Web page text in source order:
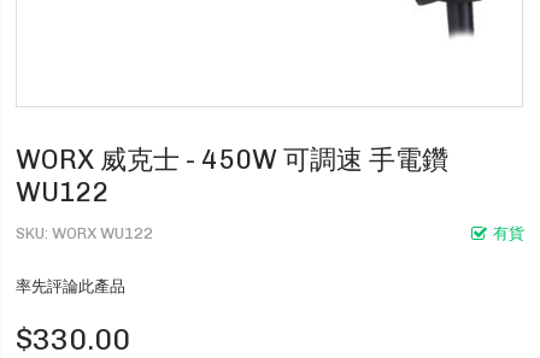
WORX 威克士 - 450W 可調速 手電鑽
WU122
有貨
SKU WORX WU122
率先評論此產品
$330.00